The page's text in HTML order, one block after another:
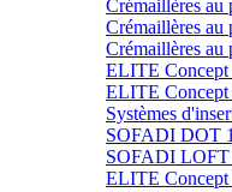
Crémaillères au
Crémaillères au
Crémaillères au
ELITE Concept
ELITE Concept
Systèmes
SOFADI DOT 1
SOFADI LOFT
ELITE Concept